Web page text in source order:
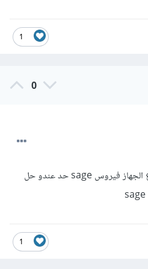
1
0
ازاى اقدر افك التشفير اللى نزل ع الجهاز فيروس sage حد عندو حل
1